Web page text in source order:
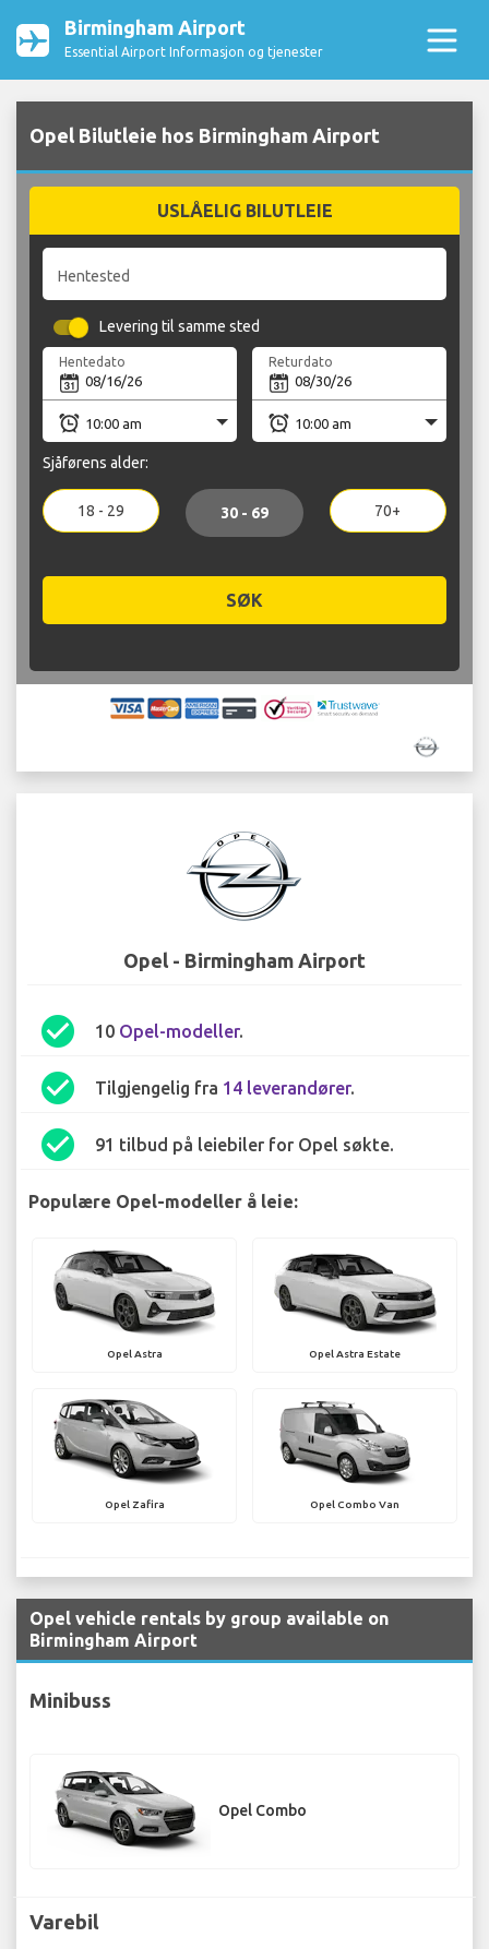
Birmingham Airport
Essential Airport Informasjon og tjenester
Opel Bilutleie hos Birmingham Airport
USLÅELIG BILUTLEIE
Hentested
Levering til samme sted
Hentedato Returdato
Sjåførens alder:
18 - 29 30 - 69 70+
SØK
Opel - Birmingham Airport
check_circle 10 Opel-modeller.
check_circle Tilgjengelig fra 14 leverandører.
check_circle 91 tilbud på leiebiler for Opel søkte.
Populære Opel-modeller å leie:
Opel Astra Opel Astra Estate
Opel Zafira Opel Combo Van
Opel vehicle rentals by group available on
Birmingham Airport
Minibuss
Opel Combo
Varebil